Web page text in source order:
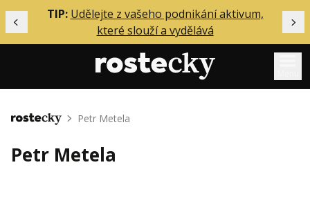
Předchozí
TIP: Udělejte z vašeho podnikání aktivum,
které slouží a vydělává
Mentoring
Solo
Domů Petr Metela
Petr Metela